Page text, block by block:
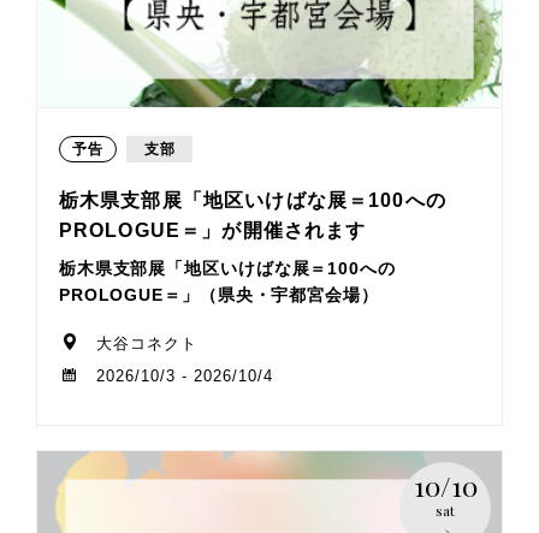
予告 支部
栃木県支部展「地区いけばな展＝100への
PROLOGUE＝」が開催されます
栃木県支部展「地区いけばな展＝100への
PROLOGUE＝」（県央・宇都宮会場）
大谷コネクト
2026/10/3 - 2026/10/4
10/10
sat